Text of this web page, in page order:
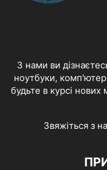
З нами ви
ноутбуки,
будьте в курсі
Звяжіться з